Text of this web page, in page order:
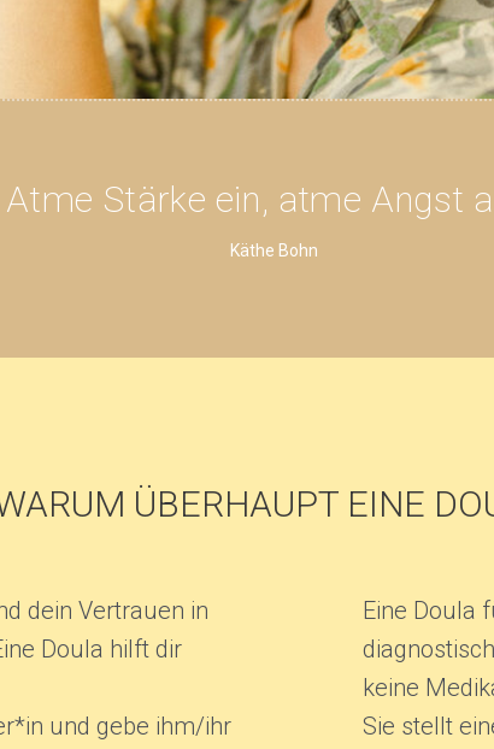
Atme Stärke ein, atme Angst
Käthe Bohn
ÜBERHAUPT EINE
dein Vertrauen in
Doula hilft dir
und gebe ihm/ihr
Eine Doula
keine
Sie stellt